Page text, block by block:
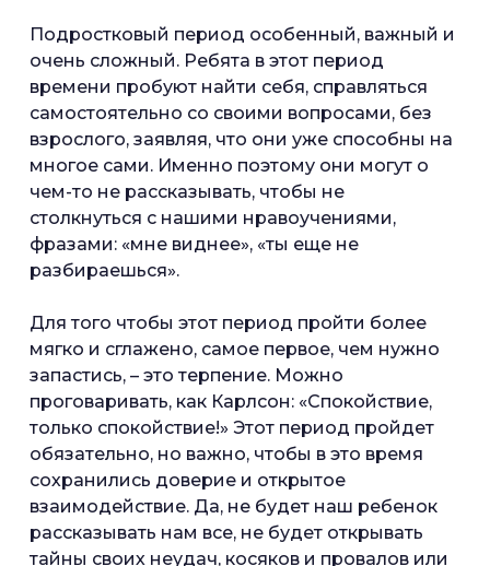
Подростковый период особенный, важный и
очень сложный. Ребята в этот период
времени пробуют найти себя, справляться
самостоятельно со своими вопросами, без
взрослого, заявляя, что они уже способны на
многое сами. Именно поэтому они могут о
чем-то не рассказывать, чтобы не
столкнуться с нашими нравоучениями,
фразами: «мне виднее», «ты еще не
разбираешься».
Для того чтобы этот период пройти более
мягко и сглажено, самое первое, чем нужно
запастись, – это терпение. Можно
проговаривать, как Карлсон: «Спокойствие,
только спокойствие!» Этот период пройдет
обязательно, но важно, чтобы в это время
сохранились доверие и открытое
взаимодействие. Да, не будет наш ребенок
рассказывать нам все, не будет открывать
тайны своих неудач, косяков и провалов или